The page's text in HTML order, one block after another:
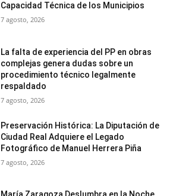
Capacidad Técnica de los Municipios
7 agosto, 2026
La falta de experiencia del PP en obras
complejas genera dudas sobre un
procedimiento técnico legalmente
respaldado
7 agosto, 2026
Preservación Histórica: La Diputación de
Ciudad Real Adquiere el Legado
Fotográfico de Manuel Herrera Piña
7 agosto, 2026